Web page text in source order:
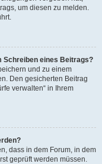
um diesen zu melden.
Schreiben eines Beitrags?
und zu einem
Den gesicherten Beitrag
verwalten“ in Ihrem
dass in dem Forum, in dem
geprüft werden müssen.